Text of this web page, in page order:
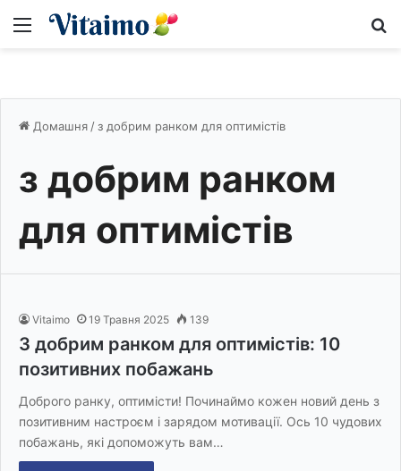
Меню
Домашня /з добрим ранком для оптимістів
з добрим ранком
для оптимістів
Vitaimo 19 Травня 2025 139
З добрим ранком для оптимістів: 10
позитивних побажань
Доброго ранку, оптимісти! Починаймо кожен новий день з
позитивним настроєм і зарядом мотивації. Ось 10 чудових
побажань, які допоможуть вам…